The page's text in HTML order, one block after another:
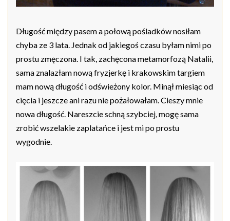
Długość między pasem a połową pośladków nosiłam
chyba ze 3 lata. Jednak od jakiegoś czasu byłam nimi po
prostu zmęczona. I tak, zachęcona metamorfozą Natalii,
sama znalazłam nową fryzjerkę i krakowskim targiem
mam nową długość i odświeżony kolor. Minął miesiąc od
cięcia i jeszcze ani razu nie pożałowałam. Cieszy mnie
nowa długość. Nareszcie schną szybciej, mogę sama
zrobić wszelakie zaplatańce i jest mi po prostu
wygodnie.